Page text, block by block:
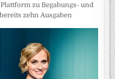
zu Begabungs- und
zehn Ausgaben